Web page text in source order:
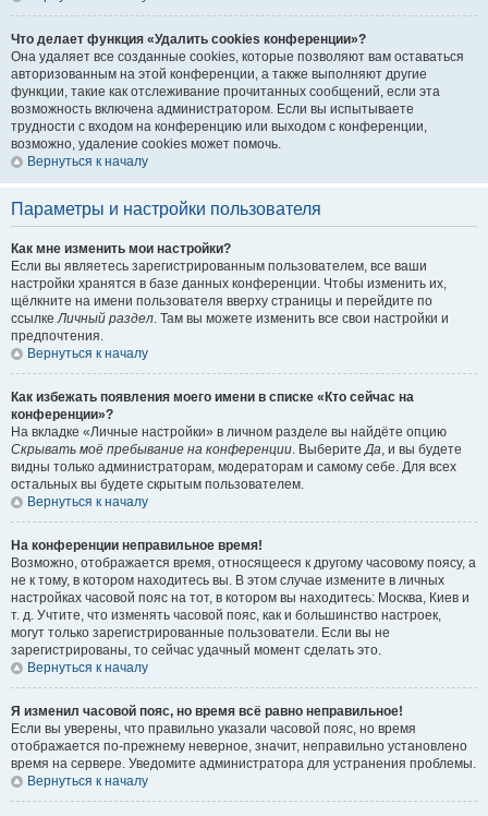
Что делает функция «Удалить cookies конференции»?
Она удаляет все созданные cookies, которые позволяют вам оставаться
авторизованным на этой конференции, а также выполняют другие
функции, такие как отслеживание прочитанных сообщений, если эта
возможность включена администратором. Если вы испытываете
трудности с входом на конференцию или выходом с конференции,
возможно, удаление cookies может помочь.
Вернуться к началу
Параметры и настройки пользователя
Как мне изменить мои настройки?
Если вы являетесь зарегистрированным пользователем, все ваши
настройки хранятся в базе данных конференции. Чтобы изменить их,
щёлкните на имени пользователя вверху страницы и перейдите по
ссылкеЛичный раздел. Там вы можете изменить все свои настройки и
предпочтения.
Вернуться к началу
Как избежать появления моего имени в списке «Кто сейчас на
конференции»?
На вкладке «Личные настройки» в личном разделе вы найдёте опцию
Скрывать моё пребывание на конференции. ВыберитеДа, и вы будете
видны только администраторам, модераторам и самому себе. Для всех
остальных вы будете скрытым пользователем.
Вернуться к началу
На конференции неправильное время!
Возможно, отображается время, относящееся к другому часовому поясу, а
не к тому, в котором находитесь вы. В этом случае измените в личных
настройках часовой пояс на тот, в котором вы находитесь: Москва, Киев и
т. д. Учтите, что изменять часовой пояс, как и большинство настроек,
могут только зарегистрированные пользователи. Если вы не
зарегистрированы, то сейчас удачный момент сделать это.
Вернуться к началу
Я изменил часовой пояс, но время всё равно неправильное!
Если вы уверены, что правильно указали часовой пояс, но время
отображается по-прежнему неверное, значит, неправильно установлено
время на сервере. Уведомите администратора для устранения проблемы.
Вернуться к началу